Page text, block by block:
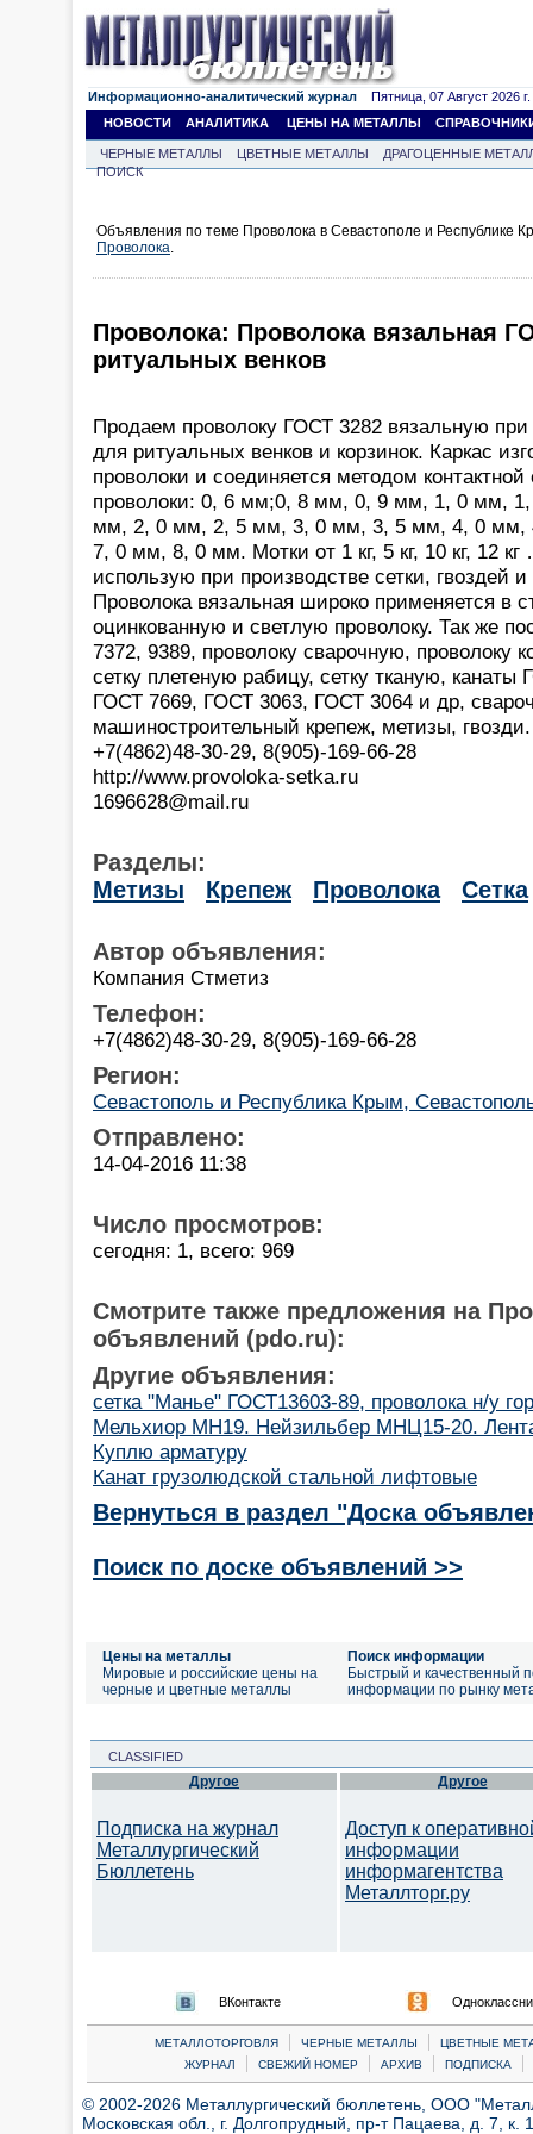
Информационно-аналитический журнал Пятница, 07 Август 2026 г.
НОВОСТИ
АНАЛИТИКА ЦЕНЫ НА МЕТАЛЛЫ
ЧЕРНЫЕ МЕТАЛЛЫ ЦВЕТНЫЕ МЕТАЛЛЫ
ДРАГОЦЕННЫЕ
ПОИСК
Объявления по теме Проволока в Севастополе и Республике
Проволока.
Проволока: Проволока вязальная
ритуальных венков
Продаем проволоку ГОСТ 3282 вязальную при
для ритуальных венков и корзинок. Каркас
проволоки и соединяется методом
проволоки: 0, 6 мм;0, 8 мм, 0, 9 мм, 1, 0 мм,
мм, 2, 0 мм, 2, 5 мм, 3, 0 мм, 3, 5 мм, 4, 0
7, 0 мм, 8, 0 мм. Мотки от 1 кг, 5 кг, 10 кг, 12
использую при производстве сетки, гвоздей
Проволока вязальная широко применяется в
оцинкованную и светлую проволоку. Так же
7372, 9389, проволоку сварочную, проволоку
сетку плетеную рабицу, сетку тканую,
ГОСТ 7669, ГОСТ 3063, ГОСТ 3064 и др,
машиностроительный крепеж, метизы, гвозди.
+7(4862)48-30-29, 8(905)-169-66-28
http://www.provoloka-setka.ru
1696628@mail.ru
Разделы:
Метизы
Крепеж Проволока Сетка
Автор объявления:
Компания Стметиз
Телефон:
+7(4862)48-30-29, 8(905)-169-66-28
Регион:
Севастополь и Республика Крым,
Отправлено:
14-04-2016 11:38
Число просмотров:
сегодня: 1, всего: 969
Смотрите также предложения на
объявлений (pdo.ru):
Другие объявления:
сетка "Манье" ГОСТ13603-89, проволока н/у
Мельхиор МН19. Нейзильбер МНЦ15-20.
Куплю арматуру
Канат грузолюдской стальной лифтовые
Вернуться в раздел "Доска
Поиск по доске объявлений >>
Цены на металлы
Мировые и российские цены на
черные и цветные металлы
Поиск информации
Быстрый и качественный
информации по рынку
CLASSIFIED
Другое
Подписка на журнал
Металлургический
Бюллетень
Другое
Доступ к
информации
информагентства
Металлторг.ру
ВКонтакте
МЕТАЛЛОТОРГОВЛЯ | ЧЕРНЫЕ МЕТАЛЛЫ |
ЦВЕТНЫЕ
ЖУРНАЛ
| СВЕЖИЙ НОМЕР | АРХИВ | ПОДПИСКА |
© 2002-2026 Металлургический бюллетень, ООО
Московская обл., г. Долгопрудный, пр-т Пацаева, д. 7,